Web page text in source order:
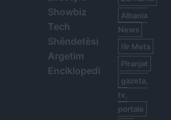
Showbiz
Tech
Shëndetësi
Argetim
Enciklopedi
Albania
News
Ilir Meta
Piranjat
gazeta,
tv,
portale